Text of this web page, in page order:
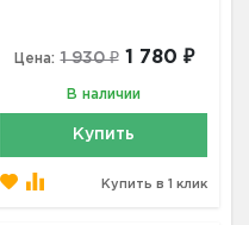
Цена: 1 930 ₽ 1 780 ₽
В наличии
Купить
Купить в 1 клик